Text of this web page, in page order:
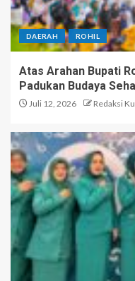
DAERAH ROHIL
Atas Arahan Bupati
Padukan Budaya
Juli 12, 2026 Redaksi